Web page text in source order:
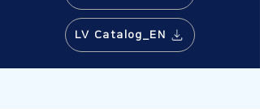
LV Catalog_EN